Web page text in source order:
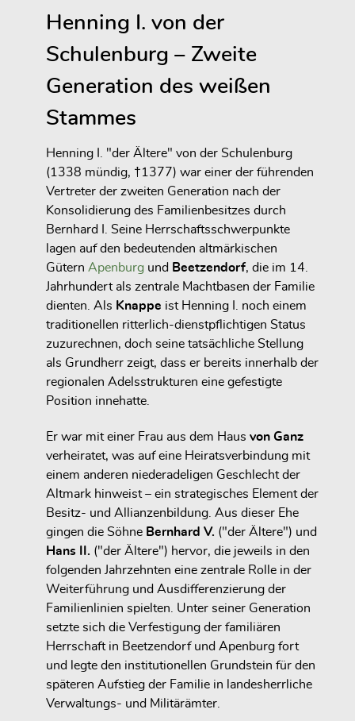
Henning I. von der
Schulenburg – Zweite
Generation des weißen
Stammes
Henning I. "der Ältere" von der Schulenburg
(1338 mündig, †1377) war einer der führenden
Vertreter der zweiten Generation nach der
Konsolidierung des Familienbesitzes durch
Bernhard I. Seine Herrschaftsschwerpunkte
lagen auf den bedeutenden altmärkischen
Gütern Apenburg und Beetzendorf, die im 14.
Jahrhundert als zentrale Machtbasen der Familie
dienten. Als Knappe ist Henning I. noch einem
traditionellen ritterlich-dienstpflichtigen Status
zuzurechnen, doch seine tatsächliche Stellung
als Grundherr zeigt, dass er bereits innerhalb der
regionalen Adelsstrukturen eine gefestigte
Position innehatte.
Er war mit einer Frau aus dem Haus von Ganz
verheiratet, was auf eine Heiratsverbindung mit
einem anderen niederadeligen Geschlecht der
Altmark hinweist – ein strategisches Element der
Besitz- und Allianzenbildung. Aus dieser Ehe
gingen die Söhne Bernhard V. ("der Ältere") und
Hans II. ("der Ältere") hervor, die jeweils in den
folgenden Jahrzehnten eine zentrale Rolle in der
Weiterführung und Ausdifferenzierung der
Familienlinien spielten. Unter seiner Generation
setzte sich die Verfestigung der familiären
Herrschaft in Beetzendorf und Apenburg fort
und legte den institutionellen Grundstein für den
späteren Aufstieg der Familie in landesherrliche
Verwaltungs- und Militärämter.